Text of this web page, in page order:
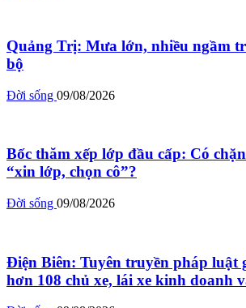
Quảng Trị: Mưa lớn, nhiều ngầm
bộ
Đời sống 09/08/2026
Bốc thăm xếp lớp đầu cấp: Có
“xin lớp, chọn cô”?
Đời sống 09/08/2026
Điện Biên: Tuyên truyền pháp luật
hơn 108 chủ xe, lái xe kinh doanh